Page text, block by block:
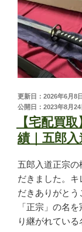
K.T.W
タナカワ
MGC
ホビーフ
KRYTAC
VFC
G&G
松栄製作
お知ら
買取実績
新着情報
更新日：2026年6月8日
公開日：2023年8月24
【宅配買
績｜五郎
五郎入道正宗
だきました。
だきありがと
「正宗」の名
り継がれてい